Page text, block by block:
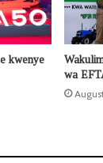
kwenye
wa